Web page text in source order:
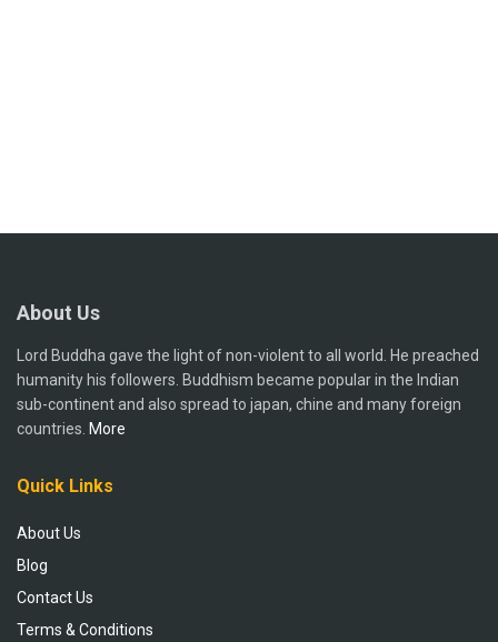
About Us
Lord Buddha gave the light of non-violent to all world. He preached
humanity his followers. Buddhism became popular in the Indian
sub-continent and also spread to japan, chine and many foreign
countries. More
Quick Links
About Us
Blog
Contact Us
Terms & Conditions